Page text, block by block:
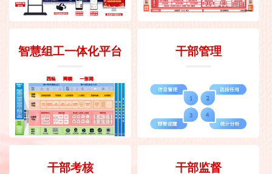
智慧组工一体化平台 干部管理
干部考核 干部监督